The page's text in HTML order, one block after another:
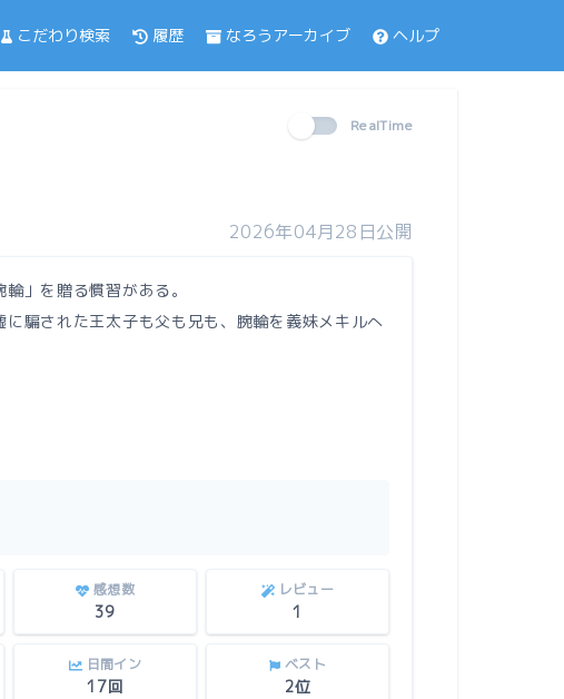
こだわり検索 履歴 なろうアーカイブ ヘルプ
RealTime
2026年04月28日公開
」を贈る慣習がある。
騙された王太子も父も兄も、腕輪を義妹メキルへ
感想数
39
レビュー
1
日間イン
17回
ベスト
2位